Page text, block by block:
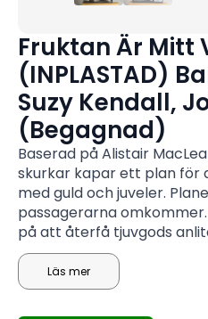
Fruktan Är Mitt
(INPLASTAD)
Suzy Kendall,
(Begagnad)
Baserad på Alistair
skurkar kapar ett plan för
med guld och juveler.
passagerarna
på att återfå tjuvgods
omkom i flygkrashen och
Läs mer